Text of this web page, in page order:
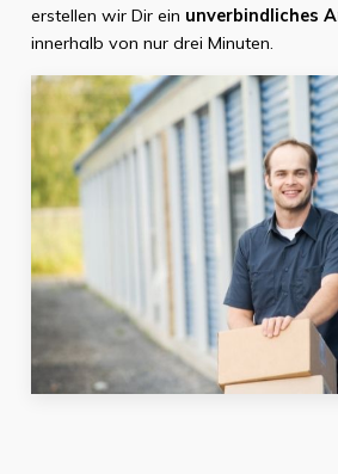
erstellen wir Dir ein unverbindliches
innerhalb von nur drei Minuten.